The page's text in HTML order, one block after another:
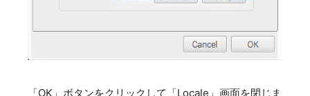
「OK」ボタンをクリックして「Locale」画面を閉じま